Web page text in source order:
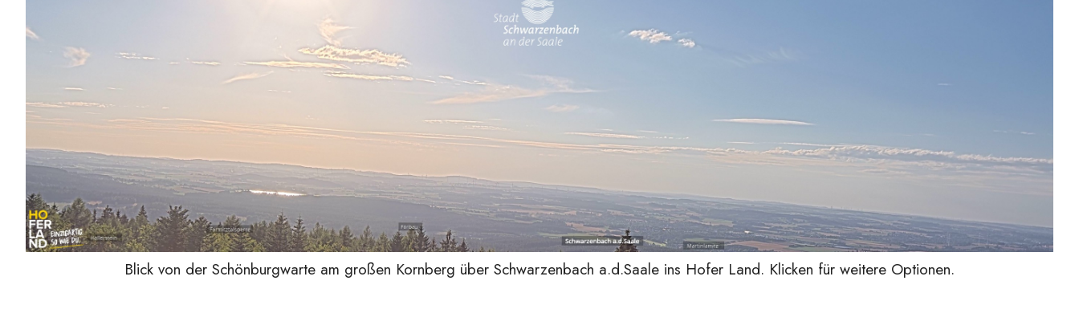
Blick von der Schönburgwarte am großen Kornberg über Schwarzenbach a.d.Saale ins Hofer Land. Klicken für weitere Optionen.